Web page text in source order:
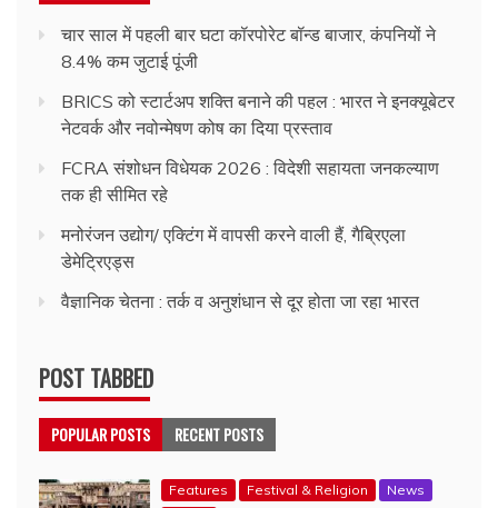
चार साल में पहली बार घटा कॉरपोरेट बॉन्ड बाजार, कंपनियों ने
8.4% कम जुटाई पूंजी
BRICS को स्टार्टअप शक्ति बनाने की पहल : भारत ने इनक्यूबेटर
नेटवर्क और नवोन्मेषण कोष का दिया प्रस्ताव
FCRA संशोधन विधेयक 2026 : विदेशी सहायता जनकल्याण
तक ही सीमित रहे
मनोरंजन उद्योग/ एक्टिंग में वापसी करने वाली हैं, गैब्रिएला
डेमेट्रिएड्स
वैज्ञानिक चेतना : तर्क व अनुशंधान से दूर होता जा रहा भारत
POST TABBED
POPULAR POSTS RECENT POSTS
Features Festival & Religion
News